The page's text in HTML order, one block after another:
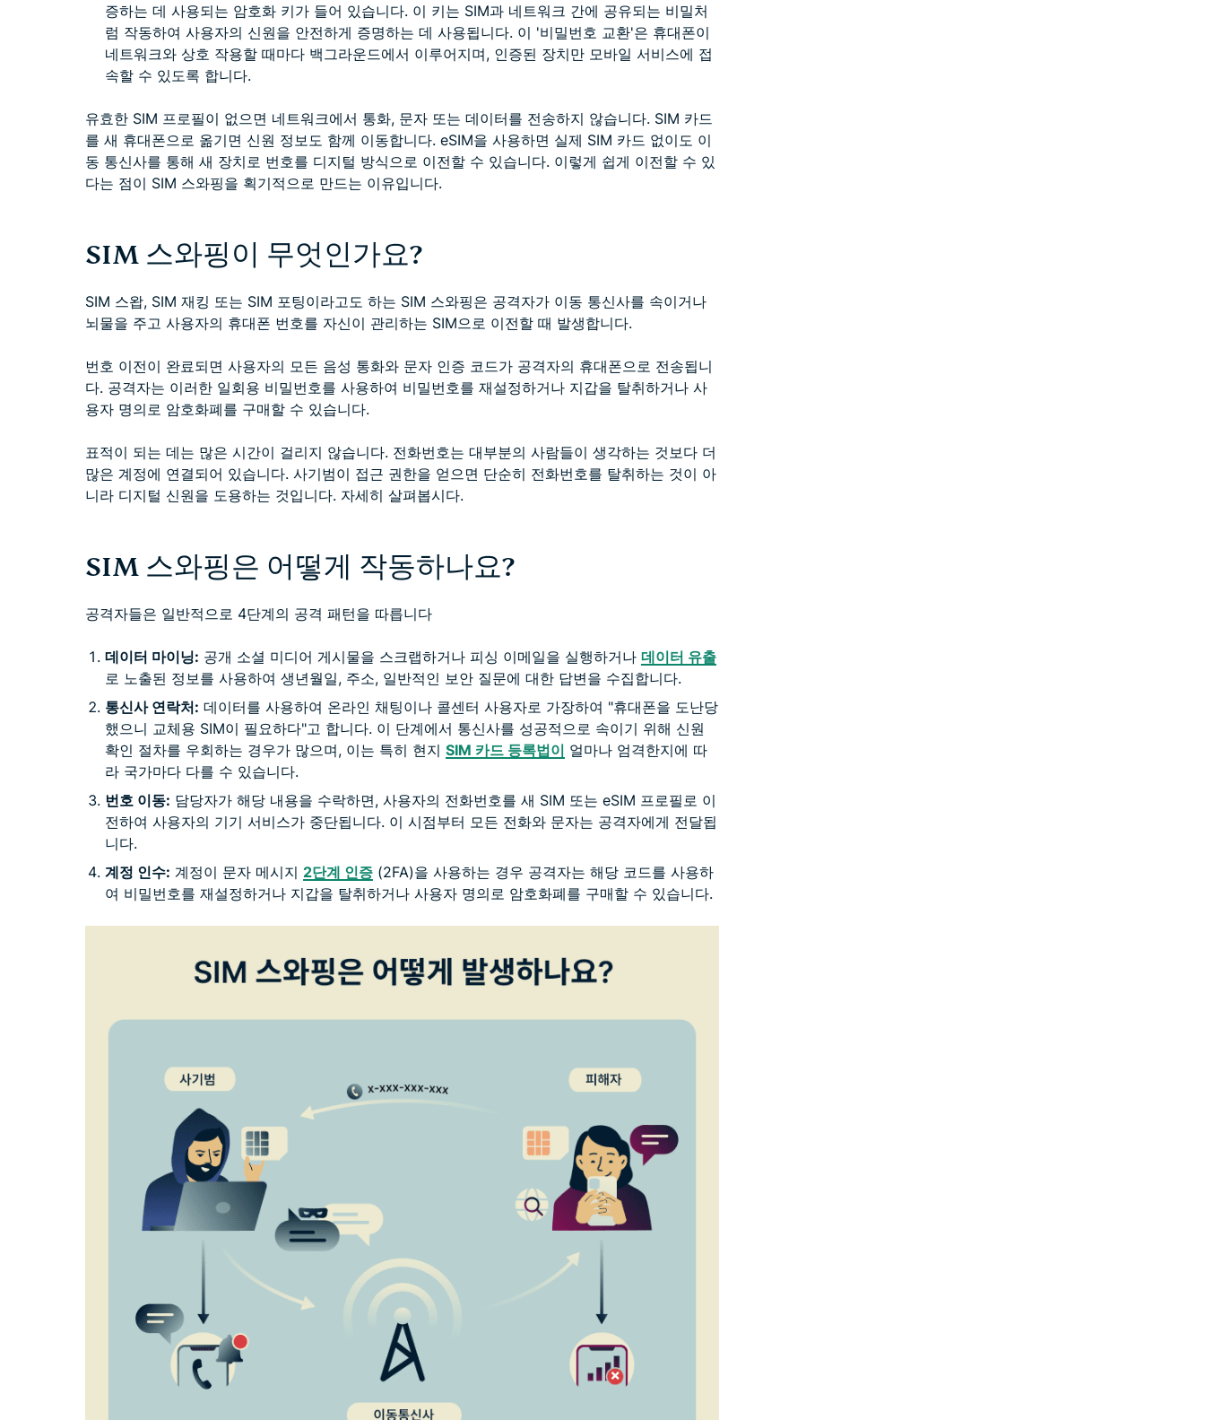
증하는 데 사용되는 암호화 키가 들어 있습니다. 이 키는 SIM과 네트워크 간에 공유되는 비밀처
럼 작동하여 사용자의 신원을 안전하게 증명하는 데 사용됩니다. 이 '비밀번호 교환'은 휴대폰이
네트워크와 상호 작용할 때마다 백그라운드에서 이루어지며, 인증된 장치만 모바일 서비스에 접
속할 수 있도록 합니다.
유효한 SIM 프로필이 없으면 네트워크에서 통화, 문자 또는 데이터를 전송하지 않습니다. SIM 카드
를 새 휴대폰으로 옮기면 신원 정보도 함께 이동합니다. eSIM을 사용하면 실제 SIM 카드 없이도 이
동 통신사를 통해 새 장치로 번호를 디지털 방식으로 이전할 수 있습니다. 이렇게 쉽게 이전할 수 있
다는 점이 SIM 스와핑을 획기적으로 만드는 이유입니다.
SIM 스와핑이 무엇인가요?
SIM 스왑, SIM 재킹 또는 SIM 포팅이라고도 하는 SIM 스와핑은 공격자가 이동 통신사를 속이거나
뇌물을 주고 사용자의 휴대폰 번호를 자신이 관리하는 SIM으로 이전할 때 발생합니다.
번호 이전이 완료되면 사용자의 모든 음성 통화와 문자 인증 코드가 공격자의 휴대폰으로 전송됩니
다. 공격자는 이러한 일회용 비밀번호를 사용하여 비밀번호를 재설정하거나 지갑을 탈취하거나 사
용자 명의로 암호화폐를 구매할 수 있습니다.
표적이 되는 데는 많은 시간이 걸리지 않습니다. 전화번호는 대부분의 사람들이 생각하는 것보다 더
많은 계정에 연결되어 있습니다. 사기범이 접근 권한을 얻으면 단순히 전화번호를 탈취하는 것이 아
니라 디지털 신원을 도용하는 것입니다. 자세히 살펴봅시다.
SIM 스와핑은 어떻게 작동하나요?
공격자들은 일반적으로 4단계의 공격 패턴을 따릅니다
데이터 마이닝: 공개 소셜 미디어 게시물을 스크랩하거나 피싱 이메일을 실행하거나 데이터 유출
로 노출된 정보를 사용하여 생년월일, 주소, 일반적인 보안 질문에 대한 답변을 수집합니다.
통신사 연락처: 데이터를 사용하여 온라인 채팅이나 콜센터 사용자로 가장하여 "휴대폰을 도난당
했으니 교체용 SIM이 필요하다"고 합니다. 이 단계에서 통신사를 성공적으로 속이기 위해 신원
확인 절차를 우회하는 경우가 많으며, 이는 특히 현지 SIM 카드 등록법이 얼마나 엄격한지에 따
라 국가마다 다를 수 있습니다.
번호 이동: 담당자가 해당 내용을 수락하면, 사용자의 전화번호를 새 SIM 또는 eSIM 프로필로 이
전하여 사용자의 기기 서비스가 중단됩니다. 이 시점부터 모든 전화와 문자는 공격자에게 전달됩
니다.
계정 인수: 계정이 문자 메시지 2단계 인증 (2FA)을 사용하는 경우 공격자는 해당 코드를 사용하
여 비밀번호를 재설정하거나 지갑을 탈취하거나 사용자 명의로 암호화폐를 구매할 수 있습니다.